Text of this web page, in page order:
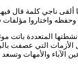
ألقى ناجي كلمة
وحفظه واختاروا
المتعددة
الأزمات التي عصفت
الآباء والأمهات وتسعد